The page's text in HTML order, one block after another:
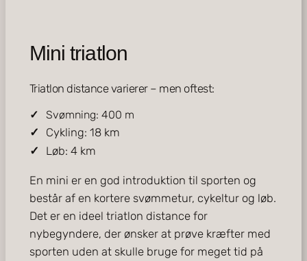
Mini triatlon
Triatlon distance varierer – men oftest:
Svømning: 400 m
Cykling: 18 km
Løb: 4 km
En mini er en god introduktion til sporten og
består af en kortere svømmetur, cykeltur og løb.
Det er en ideel triatlon distance for
nybegyndere, der ønsker at prøve kræfter med
sporten uden at skulle bruge for meget tid på